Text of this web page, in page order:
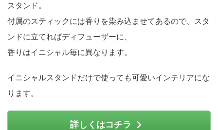
スタンド。
付属のスティックには香りを染み込ませてあるので、スタ
ンドに立てればディフューザーに、
香りはイニシャル毎に異なります。
イニシャルスタンドだけで使っても可愛いインテリアにな
ります。
詳しくはコチラ